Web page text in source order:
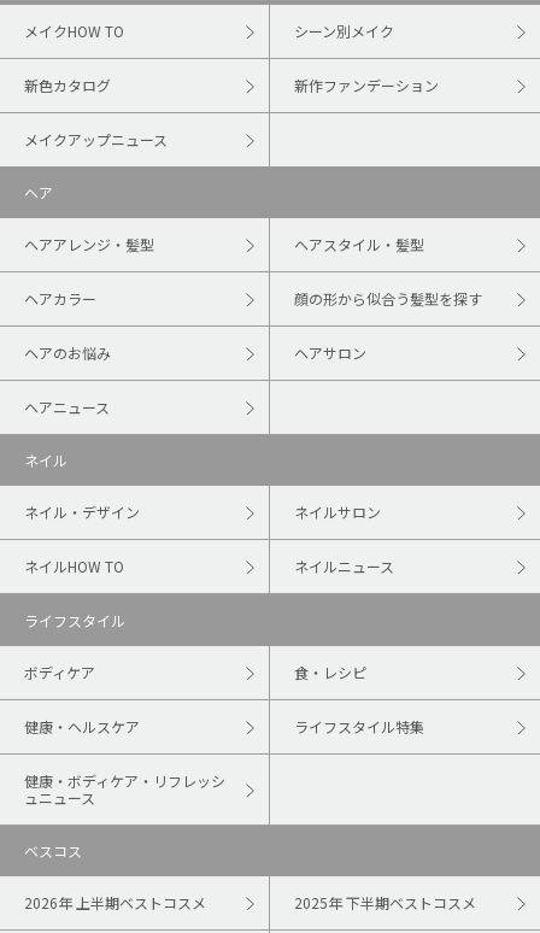
メイクHOW TO シーン別メイク
新色カタログ 新作ファンデーション
メイクアップニュース
ヘア
ヘアアレンジ・髪型 ヘアスタイル・髪型
ヘアカラー 顔の形から似合う髪型を探す
ヘアのお悩み ヘアサロン
ヘアニュース
ネイル
ネイル・デザイン ネイルサロン
ネイルHOW TO ネイルニュース
ライフスタイル
ボディケア 食・レシピ
健康・ヘルスケア ライフスタイル特集
健康・ボディケア・リフレッシ
ュニュース
ベスコス
2026年 上半期ベストコスメ 2025年 下半期ベストコスメ